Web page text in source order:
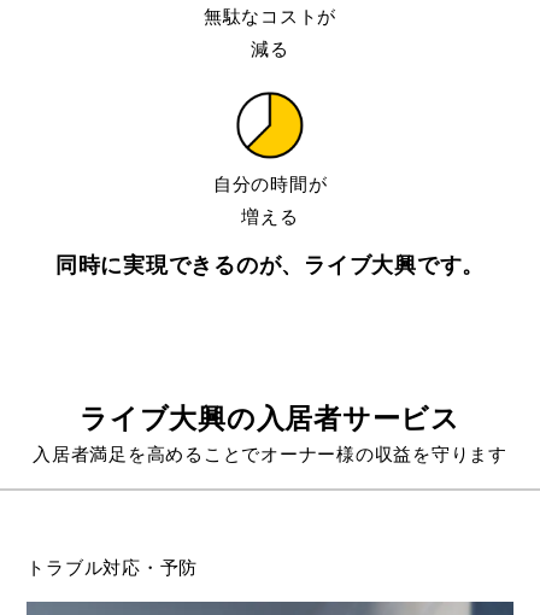
無駄なコストが
減る
自分の時間が
増える
同時に実現できるのが、ライブ大興です。
ライブ大興の入居者サービス
入居者満足を高めることでオーナー様の収益を守ります
トラブル対応・予防